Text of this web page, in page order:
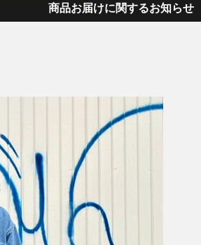
商品お届けに関するお知らせ